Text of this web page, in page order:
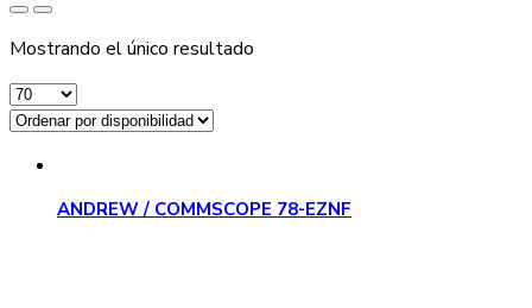
Mostrando el único resultado
ANDREW / COMMSCOPE 78-EZNF